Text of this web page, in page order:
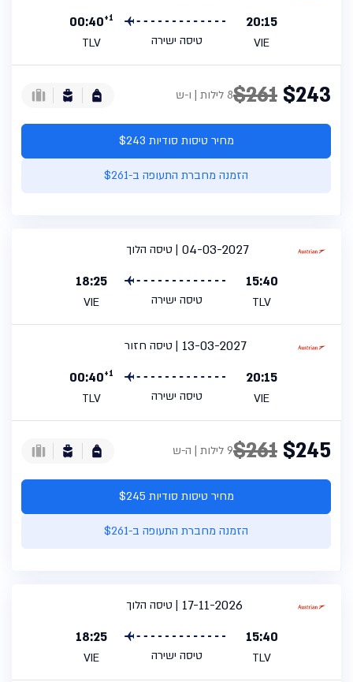
20:15
VIE טיסה ישירה
00:40+1
TLV
$243
$2618 לילות | ו-ש
מחיר טיסות סודיות $243
הזמנה מחברת התעופה ב-$261
טיסה הלוך
04-03-2027
15:40
TLV טיסה ישירה
18:25
VIE
טיסה חזור
13-03-2027
20:15
VIE טיסה ישירה
00:40+1
TLV
$245
$2619 לילות | ה-ש
מחיר טיסות סודיות $245
הזמנה מחברת התעופה ב-$261
טיסה הלוך
17-11-2026
15:40
TLV טיסה ישירה
18:25
VIE